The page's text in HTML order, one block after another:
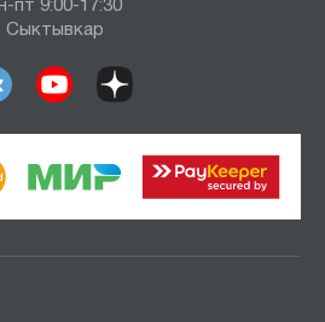
пт 9:00-17:30
Сыктывкар